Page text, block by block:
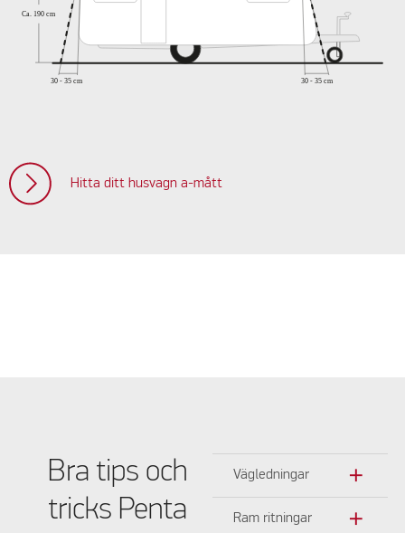
Hitta ditt husvagn a-mått
Bra tips och
tricks Penta
Vägledningar add
Ram ritningar add